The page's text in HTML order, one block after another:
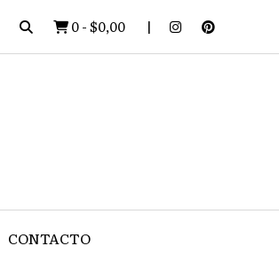
0-$0,00
CONTACTO